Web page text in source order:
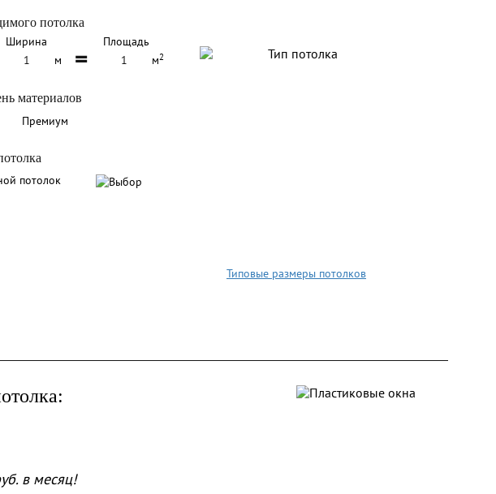
потолка
Ширина
м
=
Площадь
м2
материалов
Премиум
потолок
Типовые размеры потолков
в месяц!